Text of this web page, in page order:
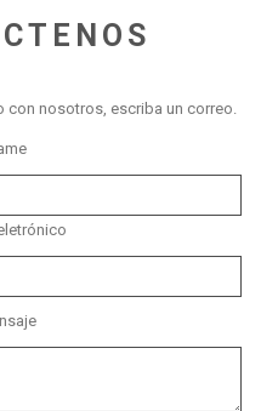
con nosotros, escriba un correo.